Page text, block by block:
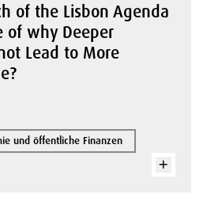
of the Lisbon Agenda
of why Deeper
Lead to More
und öffentliche Finanzen